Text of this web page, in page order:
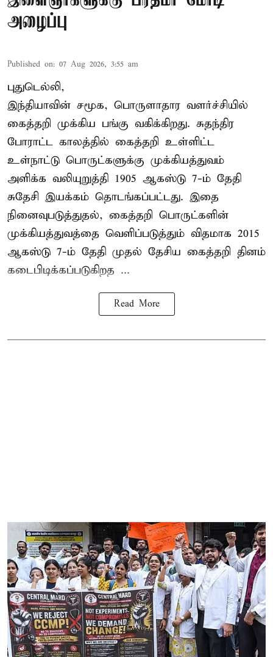
அழைப்பு
Published on: 07 Aug 2026, 3:55 am
புதுடெல்லி,
இந்தியாவின் சமூக, பொருளாதார வளர்ச்சியில்
கைத்தறி முக்கிய பங்கு வகிக்கிறது. சுதந்திர
போராட்ட காலத்தில் கைத்தறி உள்ளிட்ட
உள்நாட்டு பொருட்களுக்கு முக்கியத்துவம்
அளிக்க வலியுறுத்தி 1905 ஆகஸ்டு 7-ம் தேதி
சுதேசி இயக்கம் தொடங்கப்பட்டது. இதை
நினைவுபடுத்துதல், கைத்தறி பொருட்களின்
முக்கியத்துவத்தை வெளிப்படுத்தும் விதமாக 2015
ஆகஸ்டு 7-ம் தேதி முதல் தேசிய கைத்தறி தினம்
கடைபிடிக்கப்படுகிறத ...
Read More